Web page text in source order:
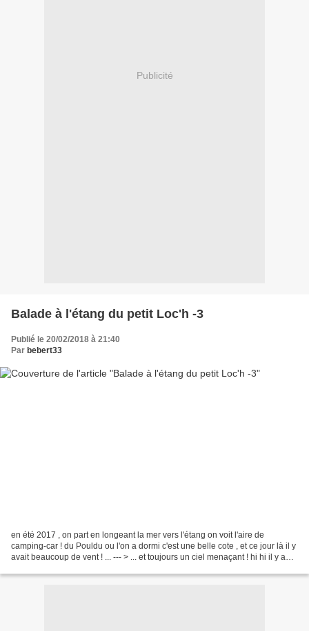
Publicité
Balade à l'étang du petit Loc'h -3
Publié le 20/02/2018 à 21:40
Par bebert33
en été 2017 , on part en longeant la mer vers l'étang on voit l'aire de
camping-car ! du Pouldu ou l'on a dormi c'est une belle cote , et ce jour là il y
avait beaucoup de vent ! ... --- > ... et toujours un ciel menaçant ! hi hi il y a